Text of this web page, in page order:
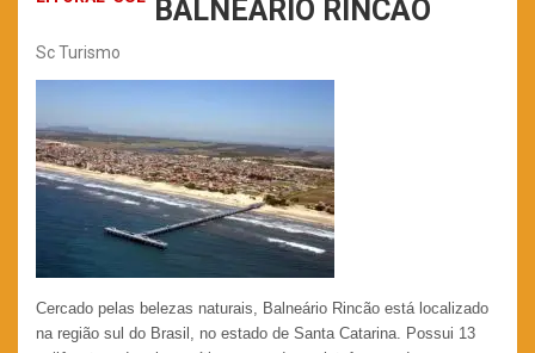
BALNEÁRIO RINCÃO
Sc Turismo
Cercado pelas belezas naturais, Balneário Rincão está localizado
na região sul do Brasil, no estado de Santa Catarina. Possui 13